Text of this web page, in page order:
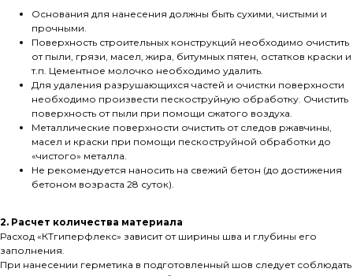
Основания для нанесения должны быть сухими, чистыми и
прочными.
Поверхность строительных конструкций необходимо очистить
от пыли, грязи, масел, жира, битумных пятен, остатков краски и
т.п. Цементное молочко необходимо удалить.
Для удаления разрушающихся частей и очистки поверхности
необходимо произвести пескоструйную обработку. Очистить
поверхность от пыли при помощи сжатого воздуха.
Металлические поверхности очистить от следов ржавчины,
масел и краски при помощи пескоструйной обработки до
«чистого» металла.
Не рекомендуется наносить на свежий бетон (до достижения
бетоном возраста 28 суток).
2. Расчет количества материала
Расход «КТгиперфлекс» зависит от ширины шва и глубины его
заполнения.
При нанесении герметика в подготовленный шов следует соблюдать